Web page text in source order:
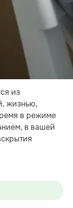
из
жизнью,
в режиме
в вашей